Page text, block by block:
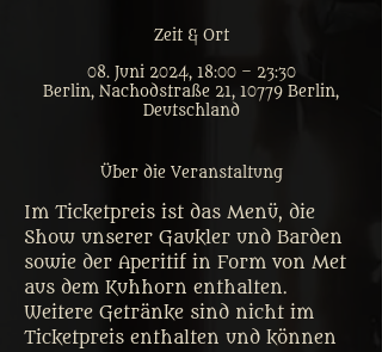
Zeit & Ort
08. Juni 2024, 18:00 – 23:30
Berlin, Nachodstraße 21, 10779 Berlin,
Deutschland
Über die Veranstaltung
Im Ticketpreis ist das Menü, die
Show unserer Gaukler und Barden
sowie der Aperitif in Form von Met
aus dem Kuhhorn enthalten.
Weitere Getränke sind nicht im
Ticketpreis enthalten und können